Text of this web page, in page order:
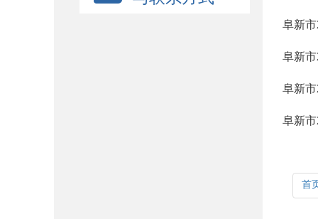
阜新
阜新
阜新
阜新
首